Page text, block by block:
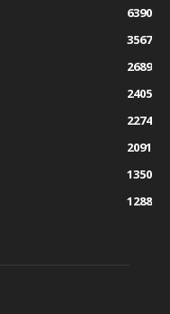
6390
3567
2689
2405
2274
2091
1350
1288